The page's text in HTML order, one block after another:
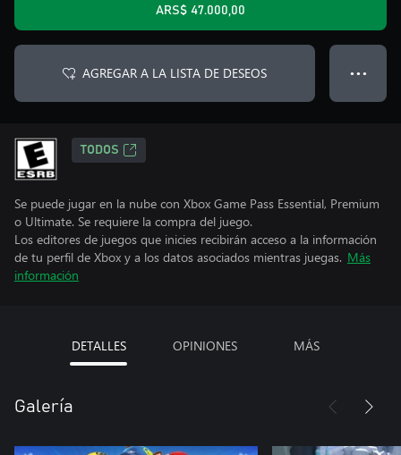
ARS$ 47.000,00
AGREGAR A LA LISTA DE DESEOS ● ● ●
TODOS
Se puede jugar en la nube con Xbox Game Pass Essential, Premium
o Ultimate. Se requiere la compra del juego.
Los editores de juegos que inicies recibirán acceso a la información
de tu perfil de Xbox y a los datos asociados mientras juegas. Más
información
DETALLES OPINIONES MÁS
Galería